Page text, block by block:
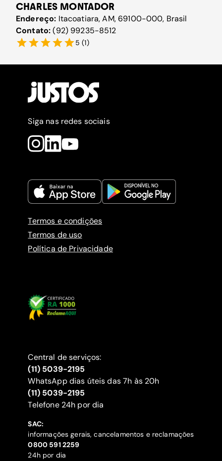
CHARLES MONTADOR
Endereço: Itacoatiara, AM, 69100-000, Brasil
Contato:(92) 99235-8512
5 (1)
Siga nas redes sociais
Termos e condições
Termos de uso
Política de Privacidade
Central de serviços:
(11) 5039-2195
WhatsApp dias úteis das 7h às 20h
(11) 5039-2195
‍Telefone 24h por dia
SAC:
informações gerais, cancelamentos e reclamações
‍0800 591 2259
24h por dia